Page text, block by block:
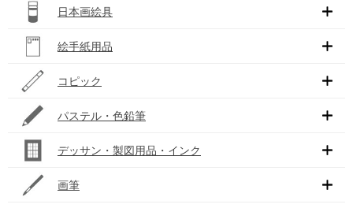
日本画絵具
絵手紙用品
コピック
パステル・色鉛筆
デッサン・製図用品・インク
画筆